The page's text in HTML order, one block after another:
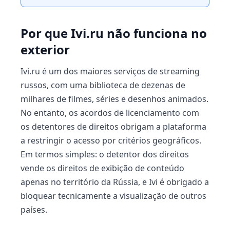
Por que Ivi.ru não funciona no
exterior
Ivi.ru é um dos maiores serviços de streaming
russos, com uma biblioteca de dezenas de
milhares de filmes, séries e desenhos animados.
No entanto, os acordos de licenciamento com
os detentores de direitos obrigam a plataforma
a restringir o acesso por critérios geográficos.
Em termos simples: o detentor dos direitos
vende os direitos de exibição de conteúdo
apenas no território da Rússia, e Ivi é obrigado a
bloquear tecnicamente a visualização de outros
países.